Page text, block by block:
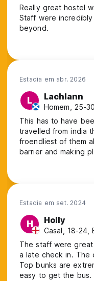
Really great hostel
Staff were
beyond.
Estadia em abr. 2026
L Lachlann
Homem, 25-
This has to have
travelled from india
froendliest of them
barrier and making plenty of friends. The
Mahjong table. We
Estadia em set. 2024
H Holly
Casal, 18-24,
The staff were
a late check in. The
Top bunks are
easy to get the bus.